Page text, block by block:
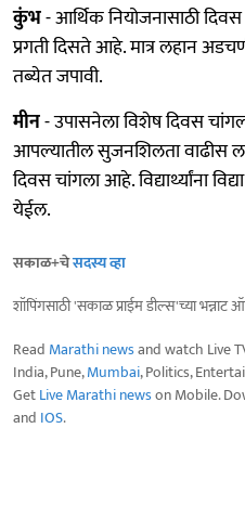
कुंभ- आर्थिक नियोजनासाठी
प्रगती दिसते आहे. मात्र लहान
तब्येत जपावी.
मीन- उपासनेला विशेष दिवस
आपल्यातील सुजनशिलता वाढीस
दिवस चांगला आहे. विद्यार्थ्यांना
येईल.
सकाळ+चेसदस्य व्हा
शॉपिंगसाठी 'सकाळ प्राईम डील्स'च्या भन्नाट
Read Marathi newsand watch Live
India, Pune,Mumbai, Politics,
GetLive Marathi newson Mobile.
and IOS.